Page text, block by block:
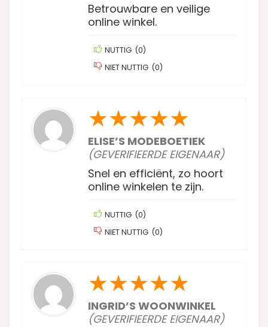
Betrouwbare en veilige
online winkel.
NUTTIG (0)
NIET NUTTIG (0)
★★★★★
ELISE’S MODEBOETIEK
(GEVERIFIEERDE EIGENAAR)
Snel en efficiënt, zo hoort
online winkelen te zijn.
NUTTIG (0)
NIET NUTTIG (0)
★★★★★
INGRID’S WOONWINKEL
(GEVERIFIEERDE EIGENAAR)